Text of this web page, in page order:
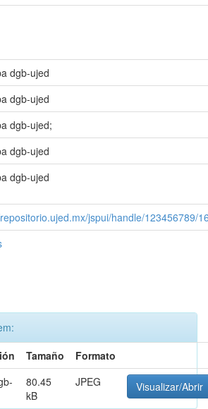
dgb-ujed
dgb-ujed
dgb-ujed;
dgb-ujed
dgb-ujed
jspui/handle/123456789/
Tamaño
Formato
80.45
kB
JPEG Visualizar/Abrir